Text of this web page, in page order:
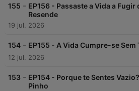
155 - EP156 - Passaste a Vida a Fugir
Resende
19 jul. 2026
154 - EP155 - A Vida Cumpre-se Sem
12 jul. 2026
153 - EP154 - Porque te Sentes
Pinho